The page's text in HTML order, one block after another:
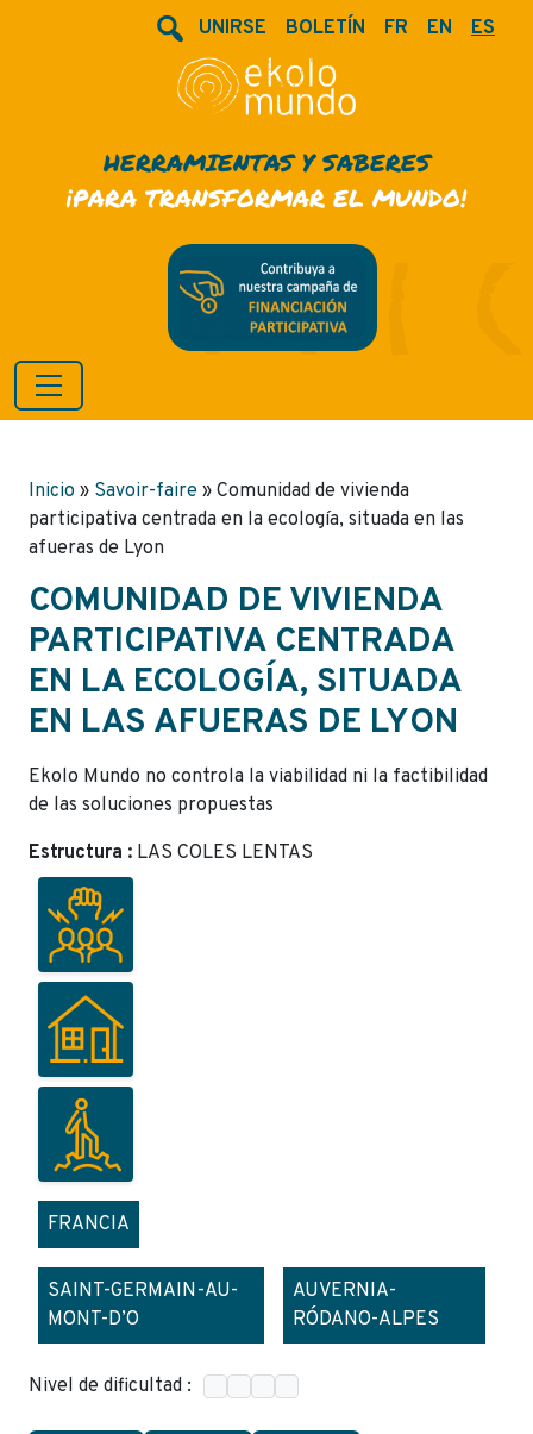
UNIRSE BOLETÍN FR EN ES
HERRAMIENTAS Y SABERES
¡PARA TRANSFORMAR EL MUNDO!
Inicio » Savoir-faire » Comunidad de vivienda
participativa centrada en la ecología, situada en las
afueras de Lyon
COMUNIDAD DE VIVIENDA
PARTICIPATIVA CENTRADA
EN LA ECOLOGÍA, SITUADA
EN LAS AFUERAS DE LYON
Ekolo Mundo no controla la viabilidad ni la factibilidad
de las soluciones propuestas
Estructura : LAS COLES LENTAS
FRANCIA
SAINT-GERMAIN-AU-
MONT-D’O
AUVERNIA-
RÓDANO-ALPES
Nivel de dificultad :